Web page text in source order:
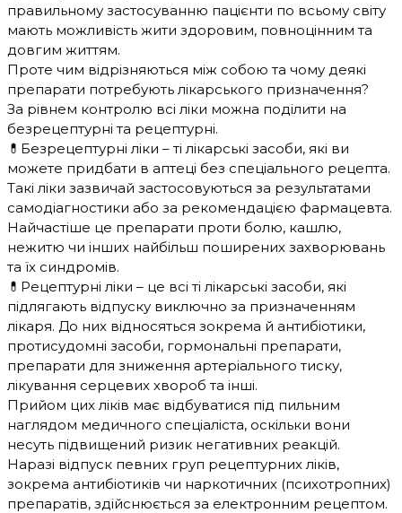
правильному застосуванню пацієнти по всьому світу
мають можливість жити здоровим, повноцінним та
довгим життям.
Проте чим відрізняються між собою та чому деякі
препарати потребують лікарського призначення?
За рівнем контролю всі ліки можна поділити на
безрецептурні та рецептурні.
💊Безрецептурні ліки – ті лікарські засоби, які ви
можете придбати в аптеці без спеціального рецепта.
Такі ліки зазвичай застосовуються за результатами
самодіагностики або за рекомендацією фармацевта.
Найчастіше це препарати проти болю, кашлю,
нежитю чи інших найбільш поширених захворювань
та їх синдромів.
💊Рецептурні ліки – це всі ті лікарські засоби, які
підлягають відпуску виключно за призначенням
лікаря. До них відносяться зокрема й антибіотики,
протисудомні засоби, гормональні препарати,
препарати для зниження артеріального тиску,
лікування серцевих хвороб та інші.
Прийом цих ліків має відбуватися під пильним
наглядом медичного спеціаліста, оскільки вони
несуть підвищений ризик негативних реакцій.
Наразі відпуск певних груп рецептурних ліків,
зокрема антибіотиків чи наркотичних (психотропних)
препаратів, здійснюється за електронним рецептом.